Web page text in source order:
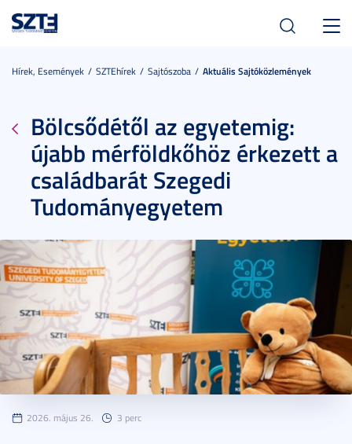
Hírek, Események SZTEhírek Sajtószoba Aktuális Sajtóközlemények
Bölcsődétől az egyetemig:
újabb mérföldkőhöz érkezett a
családbarát Szegedi
Tudományegyetem
2026. május 26. 3 perc